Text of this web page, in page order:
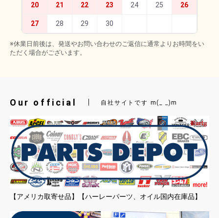
20 21 22 23 24 25 26
27 28 29 30
※休業日前後は、発送やお問い合わせのご返信に通常よりお時間をい
ただく場合がございます。
Our official 自社サイトです m(_ _)m
【アメリカ取寄せ品】【ハーレーパーツ、オイル国内在庫品】